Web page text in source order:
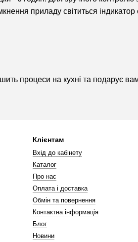
приладу світиться індикатор
процеси на кухні та подарує
Клієнтам
Вхід до кабінету
Каталог
Про нас
Оплата і доставка
Обмін та повернення
Контактна інформація
Блог
Новини